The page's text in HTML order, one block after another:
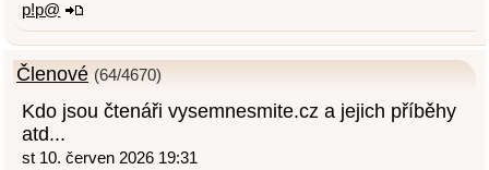
p!p@
Členové (64/4670)
Kdo jsou čtenáři vysemnesmite.cz a jejich příběhy
atd...
st 10. červen 2026 19:31